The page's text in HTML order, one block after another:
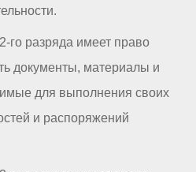
го разряда имеет право
документы, материалы и
для выполнения своих
и распоряжений